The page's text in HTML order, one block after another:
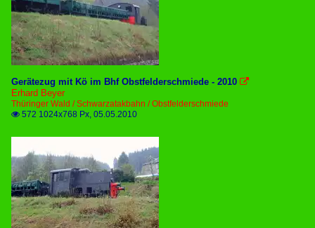
Gerätezug mit Kö im Bhf Obstfelderschmiede - 2010 
Erhard Beyer
Thüringer Wald / Schwarzatakbahn / Obstfelderschmiede
 572 1024x768 Px, 05.05.2010